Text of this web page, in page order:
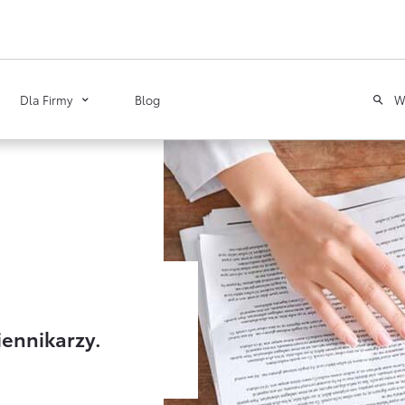
Dla Firmy Blog
Poznaj Portal Klienta
Zawarcie umowy online